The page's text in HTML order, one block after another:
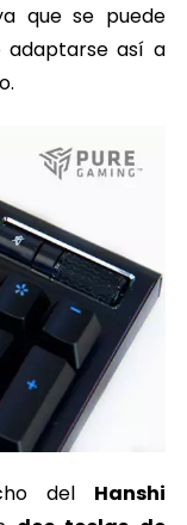
que se puede
adaptarse así a
del Hanshi